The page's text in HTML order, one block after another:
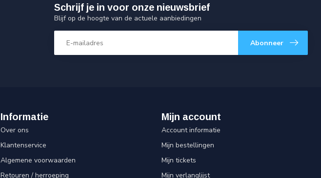
Schrijf je in voor onze nieuwsbrief
Blijf op de hoogte van de actuele aanbiedingen
Abonneer
Informatie
Over ons
Klantenservice
Algemene voorwaarden
Retouren / herroeping
Mijn account
Account informatie
Mijn bestellingen
Mijn tickets
Mijn verlanglijst